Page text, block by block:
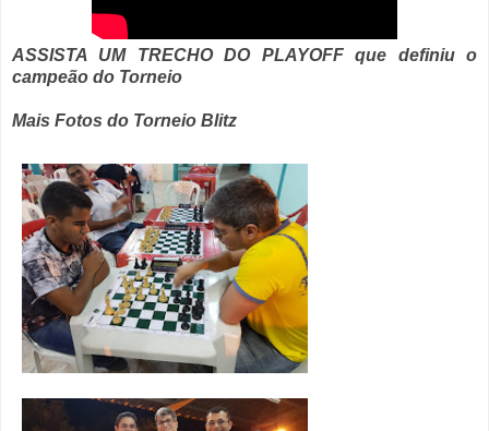
ASSISTA UM TRECHO DO PLAYOFF que definiu o
campeão do Torneio
Mais Fotos do Torneio Blitz